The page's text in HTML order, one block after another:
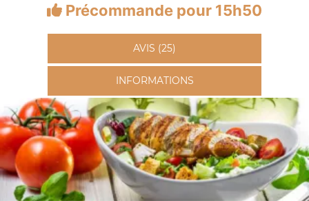
Précommande pour 15h50
AVIS (25)
INFORMATIONS